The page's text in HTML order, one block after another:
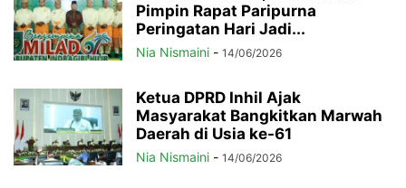
Pimpin Rapat Paripurna
Peringatan Hari Jadi...
Nia Nismaini - 14/06/2026
Ketua DPRD Inhil Ajak
Masyarakat Bangkitkan Marwah
Daerah di Usia ke-61
Nia Nismaini - 14/06/2026